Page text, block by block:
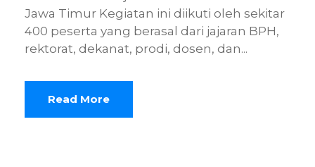
Jawa Timur Kegiatan ini diikuti oleh sekitar
400 peserta yang berasal dari jajaran BPH,
rektorat, dekanat, prodi, dosen, dan...
Read More